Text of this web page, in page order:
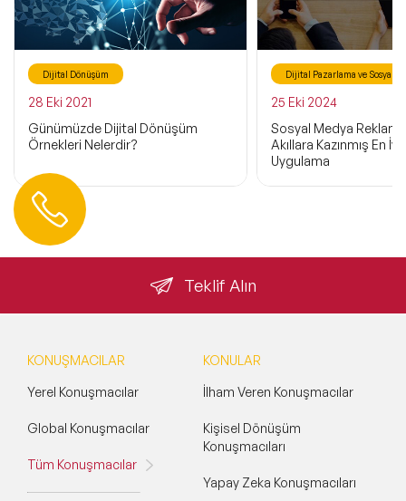
Dijital Dönüşüm
28 Eki 2021
Günümüzde Dijital Dönüşüm
Örnekleri Nelerdir?
Dijital Pazarlama ve Sosyal
25 Eki 2024
Sosyal Medya
Akıllara Kazınmış En İyi
Uygulama
Teklif Alın
Hemen Ulaşın
KONUŞMACILAR
Yerel Konuşmacılar
Global Konuşmacılar
Tüm Konuşmacılar
KONULAR
İlham Veren Konuşmacılar
Kişisel Dönüşüm
Konuşmacıları
Yapay Zeka Konuşmacıları